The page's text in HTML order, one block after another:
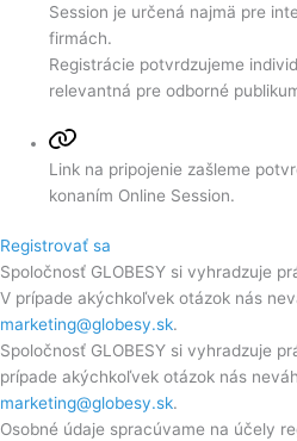
Session je určená najmä pre
firmách.
Registrácie potvrdzujeme
relevantná pre odborné
Link na pripojenie zašleme
konaním Online Session.
Registrovať sa
Spoločnosť GLOBESY si vyhradzuje
V prípade akýchkoľvek otázok nás
marketing@globesy.sk.
Spoločnosť GLOBESY si vyhradzuje
prípade akýchkoľvek otázok nás
marketing@globesy.sk.
Osobné údaje spracúvame na účely